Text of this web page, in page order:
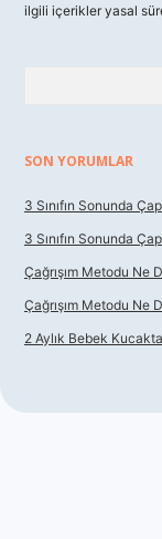
ilgili içerikler yasal
SON YORUMLAR
3 Sınıfın Sonunda Çap
3 Sınıfın Sonunda Çap
Çağrışım Metodu Ne
Çağrışım Metodu Ne
2 Aylık Bebek